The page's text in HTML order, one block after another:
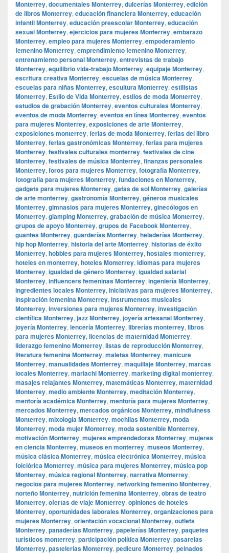
Monterrey, documentales Monterrey, dulcerías Monterrey, edición
de libros Monterrey, educación financiera Monterrey, educación
infantil Monterrey, educación preescolar Monterrey, educación
sexual Monterrey, ejercicios para mujeres Monterrey, embarazo
Monterrey, empleo para mujeres Monterrey, empoderamiento
femenino Monterrey, emprendimiento femenino Monterrey,
entrenamiento personal Monterrey, entrevistas de trabajo
Monterrey, equilibrio vida-trabajo Monterrey, equipaje Monterrey,
escritura creativa Monterrey, escuelas de música Monterrey,
escuelas para niñas Monterrey, escultura Monterrey, estilistas
Monterrey, Estilo de Vida Monterrey, estilos de moda Monterrey,
estudios de grabación Monterrey, eventos culturales Monterrey,
eventos de moda Monterrey, eventos en línea Monterrey, eventos
para mujeres Monterrey, exposiciones de arte Monterrey,
exposiciones monterrey, ferias de moda Monterrey, ferias del libro
Monterrey, ferias gastronómicas Monterrey, ferias para mujeres
Monterrey, festivales culturales monterrey, festivales de cine
Monterrey, festivales de música Monterrey, finanzas personales
Monterrey, foros para mujeres Monterrey, fotografía Monterrey,
fotografía para mujeres Monterrey, fundaciones en Monterrey,
gadgets para mujeres Monterrey, gafas de sol Monterrey, galerías
de arte monterrey, gastronomía Monterrey, géneros musicales
Monterrey, gimnasios para mujeres Monterrey, ginecólogos en
Monterrey, glamping Monterrey, grabación de música Monterrey,
grupos de apoyo Monterrey, grupos de Facebook Monterrey,
guantes Monterrey, guarderías Monterrey, heladerías Monterrey,
hip hop Monterrey, historia del arte Monterrey, historias de éxito
Monterrey, hobbies para mujeres Monterrey, hostales monterrey,
hoteles en monterrey, hoteles Monterrey, idiomas para mujeres
Monterrey, igualdad de género Monterrey, igualdad salarial
Monterrey, influencers femeninas Monterrey, ingeniería Monterrey,
ingredientes locales Monterrey, iniciativas para mujeres Monterrey,
inspiración femenina Monterrey, instrumentos musicales
Monterrey, inversiones para mujeres Monterrey, investigación
científica Monterrey, jazz Monterrey, joyería artesanal Monterrey,
joyería Monterrey, lencería Monterrey, librerías monterrey, libros
para mujeres Monterrey, licencias de maternidad Monterrey,
liderazgo femenino Monterrey, listas de reproducción Monterrey,
literatura femenina Monterrey, maletas Monterrey, manicure
Monterrey, manualidades Monterrey, maquillaje Monterrey, marcas
locales Monterrey, mariachi Monterrey, marketing digital monterrey,
masajes relajantes Monterrey, matemáticas Monterrey, maternidad
Monterrey, medio ambiente Monterrey, meditación Monterrey,
mentoría académica Monterrey, mentoría para mujeres Monterrey,
mercados Monterrey, mercados orgánicos Monterrey, mindfulness
Monterrey, mixología Monterrey, mochilas Monterrey, moda
Monterrey, moda mujer Monterrey, moda sostenible Monterrey,
motivación Monterrey, mujeres emprendedoras Monterrey, mujeres
en ciencia Monterrey, museos en monterrey, museos Monterrey,
música clásica Monterrey, música electrónica Monterrey, música
folclórica Monterrey, música para mujeres Monterrey, música pop
Monterrey, música regional Monterrey, narrativa Monterrey,
negocios para mujeres Monterrey, networking femenino Monterrey,
norteño Monterrey, nutrición femenina Monterrey, obras de teatro
Monterrey, ofertas de viaje Monterrey, opiniones de hoteles
Monterrey, oportunidades laborales Monterrey, organizaciones para
mujeres Monterrey, orientación vocacional Monterrey, outlets
Monterrey, panaderías Monterrey, papelerías Monterrey, paquetes
turísticos monterrey, participación política Monterrey, pasarelas
Monterrey, pastelerías Monterrey, pedicure Monterrey, peinados